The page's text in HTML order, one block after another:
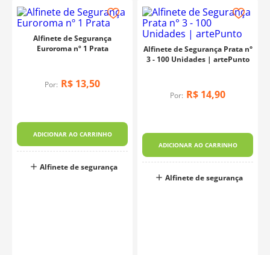
Alfinete de Segurança
Euroroma nº 1 Prata
Por: R$ 13,50
ADICIONAR AO CARRINHO
Alfinete de segurança
Alfinete de Segurança Prata n°
3 - 100 Unidades | artePunto
Por: R$ 14,90
ADICIONAR AO CARRINHO
Alfinete de segurança